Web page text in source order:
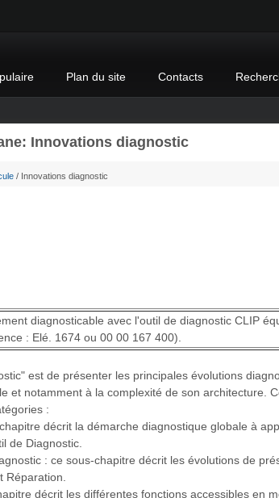
Plan du site Contacts
Innovations diagnostic
/ Innovations diagnostic
diagnosticable avec l'outil de diagnostic CLIP
: Elé. 1674 ou 00 00 167 400).
est de présenter les principales évolutions
et notamment à la complexité de son architecture.
:
décrit la démarche diagnostique globale à
de Diagnostic.
: ce sous-chapitre décrit les évolutions de
Réparation.
décrit les différentes fonctions accessibles en